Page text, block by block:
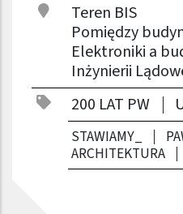
Teren BIS
Pomiędzy
Elektroniki a
Inżynierii
200 LAT PW
STAWIAMY_
ARCHITEKTURA